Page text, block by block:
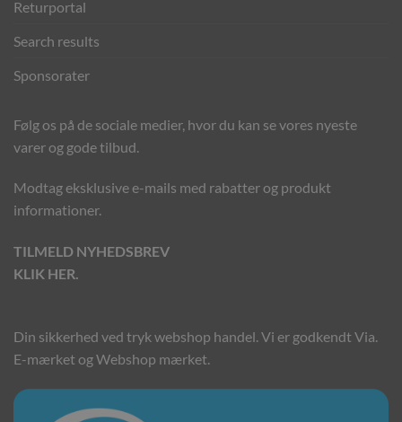
Returportal
Search results
Sponsorater
Følg os på de sociale medier, hvor du kan se vores nyeste
varer og gode tilbud.
Modtag eksklusive e-mails med rabatter og produkt
informationer.
TILMELD NYHEDSBREV
KLIK HER.
Din sikkerhed ved tryk webshop handel. Vi er godkendt Via.
E-mærket og Webshop mærket.